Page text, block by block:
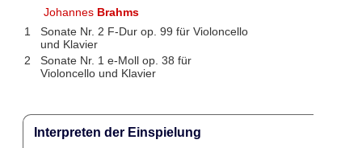
Johannes Brahms
1
Sonate Nr. 2 F-Dur op. 99 für Violoncello
und Klavier
2
Sonate Nr. 1 e-Moll op. 38 für
Violoncello und Klavier
Interpreten der Einspielung